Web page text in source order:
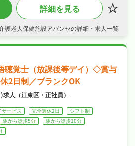
昇給ありなど好待遇で、月給25〜30.3万円
社員求人、長期的に安定したキャリアを築
のみでシフト制・日曜・祝日休みでメリ
も取りやすくワークライフバランスも抜
制度ありと手厚く、腰を据えて長く活躍で
場です！
詳細を見る
護老人保健施設アバンセの詳細・求人一覧
聴覚士（放課後等デイ）◇賞与
2日制／ブランクOK
人（江東区・正社員）
ービス 完全週休2日
シフト制
駅から徒歩5分
駅から徒歩10分